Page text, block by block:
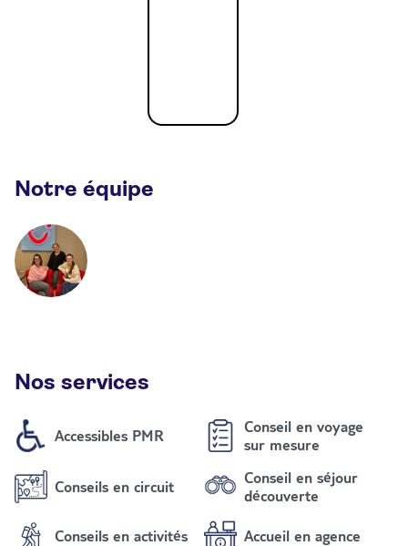
Notre équipe
Nos services
Accessibles PMR
Conseil en voyage
sur mesure
Conseils en circuit
Conseil en séjour
découverte
Conseils en activités Accueil en agence